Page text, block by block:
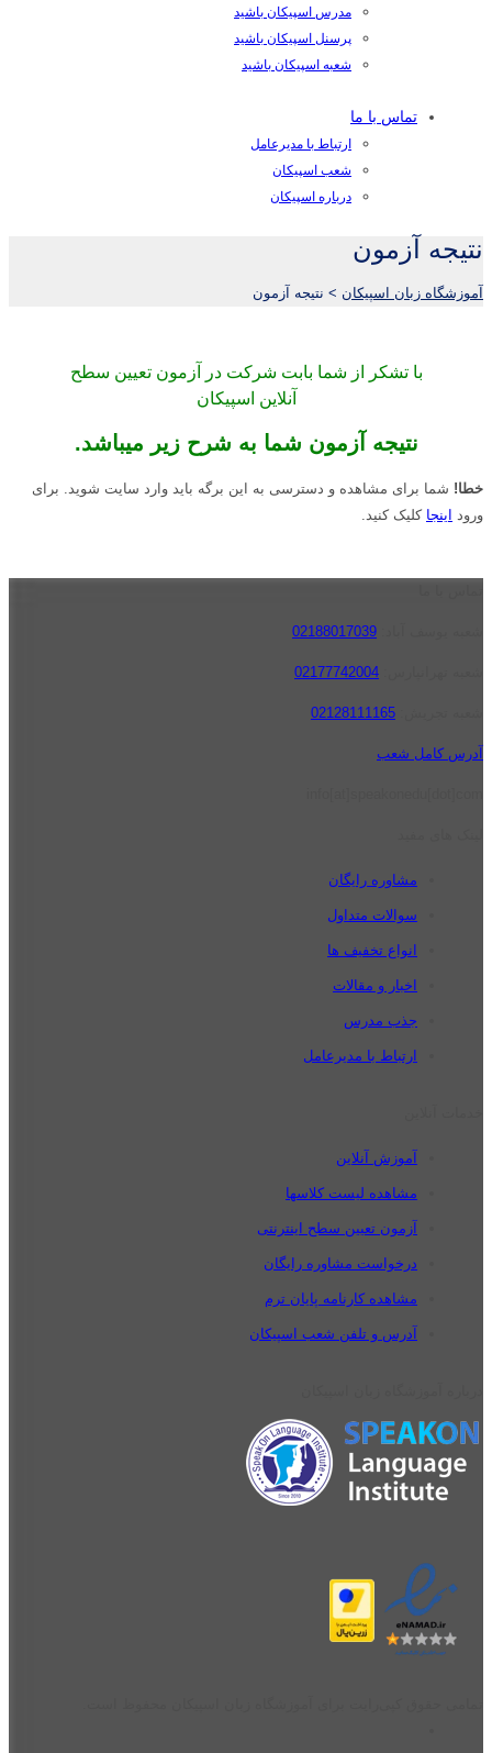
مدرس اسپیکان باشید
پرسنل اسپیکان باشید
شعبه اسپیکان باشید
تماس با ما
ارتباط با مدیرعامل
شعب اسپیکان
درباره اسپیکان
نتیجه آزمون
آموزشگاه زبان اسپیکان > نتیجه آزمون
با تشکر از شما بابت شرکت در آزمون تعیین سطح
آنلاین اسپیکان
نتیجه آزمون شما به شرح زیر میباشد.
خطا! شما برای مشاهده و دسترسی به این برگه باید وارد سایت شوید. برای
ورود اینجا کلیک کنید.
02188017039
02177742004
02128111165
آدرس کامل شعب
مشاوره رایگان
سوالات متداول
انواع تخفیف ها
اخبار و مقالات
جذب مدرس
ارتباط با مدیرعامل
آموزش آنلاین
مشاهده لیست کلاسها
آزمون تعیین سطح اینترنتی
درخواست مشاوره رایگان
مشاهده کارنامه پایان ترم
آدرس و تلفن شعب اسپیکان